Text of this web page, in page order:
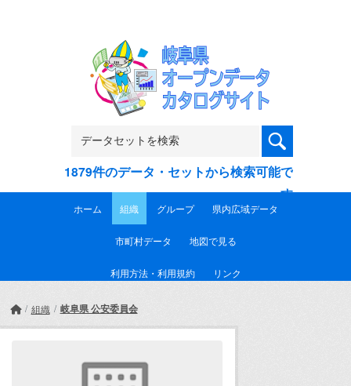
1879件のデータ・セットから検索可能で
す
ホーム 組織 グループ 県内広域データ
市町村データ 地図で見る
利用方法・利用規約 リンク
組織 岐阜県 公安委員会